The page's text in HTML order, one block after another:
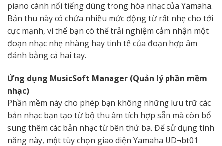
piano cánh nổi tiếng dùng trong hòa nhạc của Yamaha.
Bản thu này có chứa nhiều mức động từ rất nhẹ cho tới
cực mạnh, vì thế bạn có thể trải nghiệm cảm nhận một
đoạn nhạc nhẹ nhàng hay tinh tế của đoạn hợp âm
đánh bằng cả hai tay.
Ứng dụng MusicSoft Manager (Quản lý phần mềm
nhạc)
Phần mềm này cho phép bạn không những lưu trữ các
bản nhạc bạn tạo từ bộ thu âm tích hợp sẵn mà còn bổ
sung thêm các bản nhạc từ bên thứ ba. Để sử dụng tính
năng này, một tùy chọn giao diện Yamaha UD¬bt01